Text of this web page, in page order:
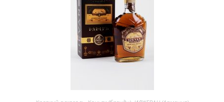
В КОРЗИНУ